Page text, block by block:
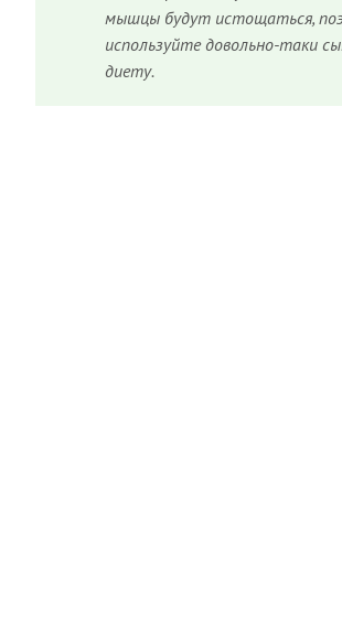
мышцы будут истощаться,
используйте довольно-таки
диету.